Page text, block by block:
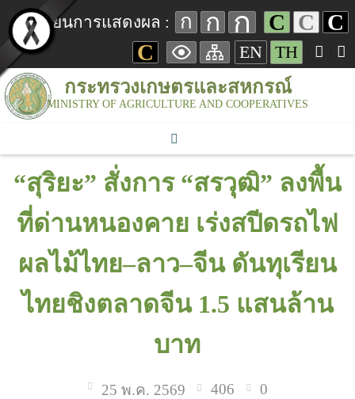
เปลี่ยนการแสดงผล : ก ก ก C C C
C
EN TH
กระทรวงเกษตรและสหกรณ์
MINISTRY OF AGRICULTURE AND COOPERATIVES
“สุริยะ” สั่งการ “สรวุฒิ” ลงพื้น
ที่ด่านหนองคาย เร่งสปีดรถไฟ
ผลไม้ไทย–ลาว–จีน ดันทุเรียน
ไทยชิงตลาดจีน 1.5 แสนล้าน
บาท
25 พ.ค. 2569 406 0